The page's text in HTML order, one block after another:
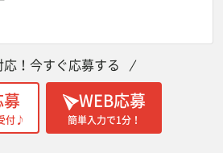
応！今すぐ応募する
WEB応募
簡単入力で1分！
付♪